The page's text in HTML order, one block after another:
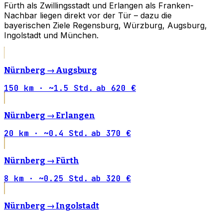
Fürth als Zwillingsstadt und Erlangen als Franken-
Nachbar liegen direkt vor der Tür – dazu die
bayerischen Ziele Regensburg, Würzburg, Augsburg,
Ingolstadt und München.
Nürnberg → Augsburg
150 km · ~1.5 Std. ab 620 €
Nürnberg → Erlangen
20 km · ~0.4 Std. ab 370 €
Nürnberg → Fürth
8 km · ~0.25 Std. ab 320 €
Nürnberg → Ingolstadt